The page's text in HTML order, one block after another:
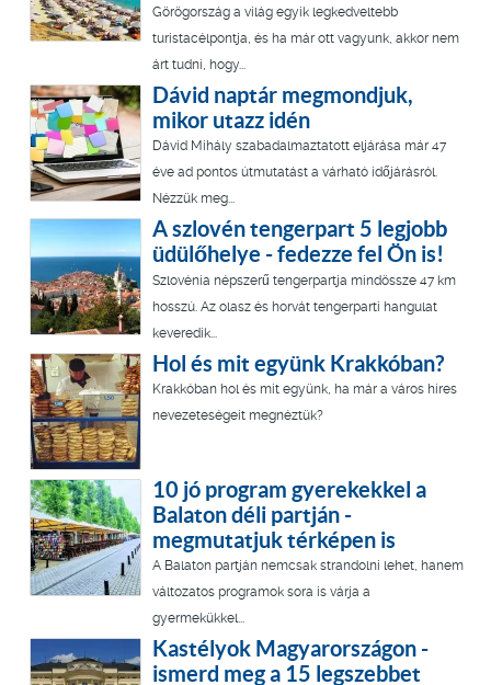
Görögország a világ egyik legkedveltebb
turistacélpontja, és ha már ott vagyunk, akkor nem
árt tudni, hogy...
Dávid naptár megmondjuk,
mikor utazz idén
Dávid Mihály szabadalmaztatott eljárása már 47
éve ad pontos útmutatást a várható időjárásról.
Nézzük meg...
A szlovén tengerpart 5 legjobb
üdülőhelye - fedezze fel Ön is!
Szlovénia népszerű tengerpartja mindössze 47 km
hosszú. Az olasz és horvát tengerparti hangulat
keveredik...
Hol és mit együnk Krakkóban?
Krakkóban hol és mit együnk, ha már a város híres
nevezeteségeit megnéztük?
10 jó program gyerekekkel a
Balaton déli partján -
megmutatjuk térképen is
A Balaton partján nemcsak strandolni lehet, hanem
változatos programok sora is várja a
gyermekükkel...
Kastélyok Magyarországon -
ismerd meg a 15 legszebbet